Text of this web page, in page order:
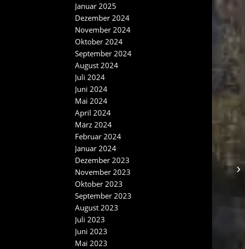
Januar 2025
Dezember 2024
November 2024
Oktober 2024
September 2024
August 2024
Juli 2024
Juni 2024
Mai 2024
April 2024
März 2024
Februar 2024
Januar 2024
Dezember 2023
November 2023
Oktober 2023
September 2023
August 2023
Juli 2023
Juni 2023
Mai 2023